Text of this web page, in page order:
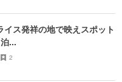
イス発祥の地で映えスポット
...
2